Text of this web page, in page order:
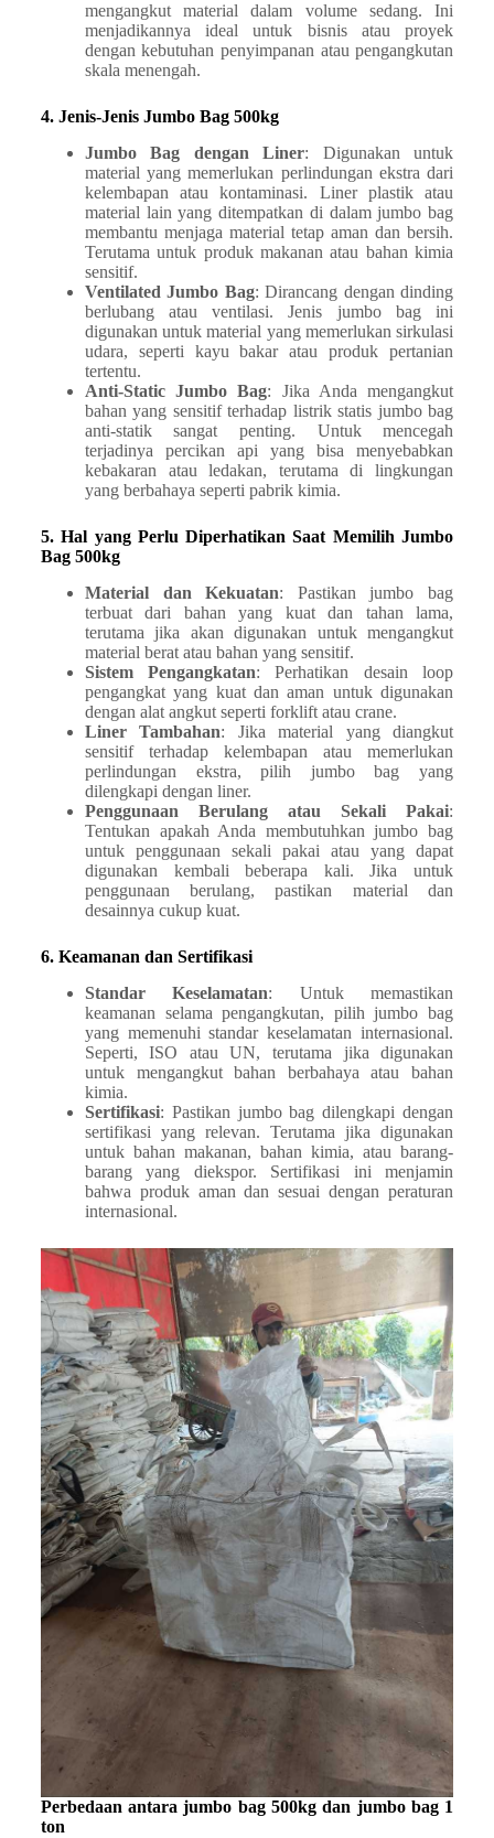
mengangkut material dalam volume sedang. Ini
menjadikannya ideal untuk bisnis atau proyek
dengan kebutuhan penyimpanan atau pengangkutan
skala menengah.
4. Jenis-Jenis Jumbo Bag 500kg
Jumbo Bag dengan Liner: Digunakan untuk
material yang memerlukan perlindungan ekstra dari
kelembapan atau kontaminasi. Liner plastik atau
material lain yang ditempatkan di dalam jumbo bag
membantu menjaga material tetap aman dan bersih.
Terutama untuk produk makanan atau bahan kimia
sensitif.
Ventilated Jumbo Bag: Dirancang dengan dinding
berlubang atau ventilasi. Jenis jumbo bag ini
digunakan untuk material yang memerlukan sirkulasi
udara, seperti kayu bakar atau produk pertanian
tertentu.
Anti-Static Jumbo Bag: Jika Anda mengangkut
bahan yang sensitif terhadap listrik statis jumbo bag
anti-statik sangat penting. Untuk mencegah
terjadinya percikan api yang bisa menyebabkan
kebakaran atau ledakan, terutama di lingkungan
yang berbahaya seperti pabrik kimia.
5. Hal yang Perlu Diperhatikan Saat Memilih Jumbo
Bag 500kg
Material dan Kekuatan: Pastikan jumbo bag
terbuat dari bahan yang kuat dan tahan lama,
terutama jika akan digunakan untuk mengangkut
material berat atau bahan yang sensitif.
Sistem Pengangkatan: Perhatikan desain loop
pengangkat yang kuat dan aman untuk digunakan
dengan alat angkut seperti forklift atau crane.
Liner Tambahan: Jika material yang diangkut
sensitif terhadap kelembapan atau memerlukan
perlindungan ekstra, pilih jumbo bag yang
dilengkapi dengan liner.
Penggunaan Berulang atau Sekali Pakai:
Tentukan apakah Anda membutuhkan jumbo bag
untuk penggunaan sekali pakai atau yang dapat
digunakan kembali beberapa kali. Jika untuk
penggunaan berulang, pastikan material dan
desainnya cukup kuat.
6. Keamanan dan Sertifikasi
Standar Keselamatan: Untuk memastikan
keamanan selama pengangkutan, pilih jumbo bag
yang memenuhi standar keselamatan internasional.
Seperti, ISO atau UN, terutama jika digunakan
untuk mengangkut bahan berbahaya atau bahan
kimia.
Sertifikasi: Pastikan jumbo bag dilengkapi dengan
sertifikasi yang relevan. Terutama jika digunakan
untuk bahan makanan, bahan kimia, atau barang-
barang yang diekspor. Sertifikasi ini menjamin
bahwa produk aman dan sesuai dengan peraturan
internasional.
Perbedaan antara jumbo bag 500kg dan jumbo bag 1
ton